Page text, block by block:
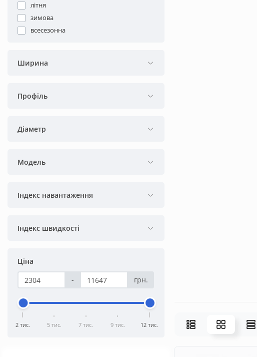
літня
зимова
всесезонна
Ширина
Профіль
Діаметр
Модель
Індекс навантаження
Індекс швидкості
Ціна
-
грн.
2 тис. 5 тис. 7 тис. 9 тис. 12 тис.